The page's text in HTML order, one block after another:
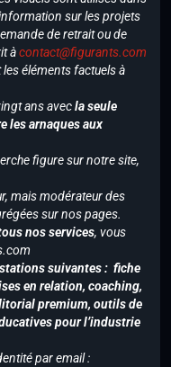
sur les projets
de retrait ou de
àcontact@figurants.com
éléments factuels à
ans avecla seule
les arnaques aux
figure sur notre site,
mais modérateur des
sur nos pages.
nos services, vous
suivantes : fiche
en relation, coaching,
premium, outils de
pour l’industrie
par email :